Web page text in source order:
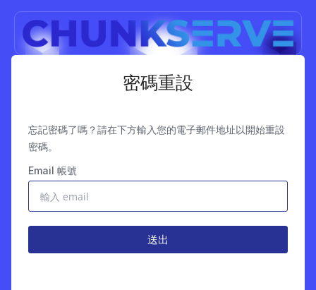
密碼重設
忘記密碼了嗎？請在下方輸入您的電子郵件地址以開始重設
密碼。
Email 帳號
送出